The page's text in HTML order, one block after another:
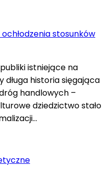
istniejące na
długa historia sięgająca
handlowych –
dziedzictwo stało